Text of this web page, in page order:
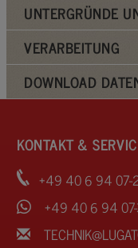
UNTERGRÜNDE
VERARBEITUNG
DOWNLOAD
KONTAKT &
+49 40 6 94 07-
+49 40 6 94